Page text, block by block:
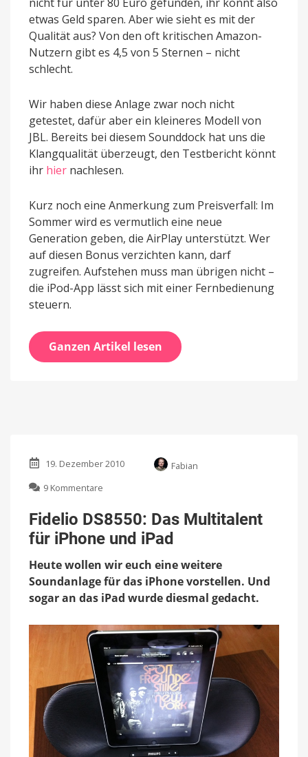
etwas Geld sparen. Aber wie sieht es mit der
Qualität aus? Von den oft kritischen Amazon-
Nutzern gibt es 4,5 von 5 Sternen – nicht
schlecht.
Wir haben diese Anlage zwar noch nicht
getestet, dafür aber ein kleineres Modell von
JBL. Bereits bei diesem Sounddock hat uns die
Klangqualität überzeugt, den Testbericht könnt
ihr hier nachlesen.
Kurz noch eine Anmerkung zum Preisverfall: Im
Sommer wird es vermutlich eine neue
Generation geben, die AirPlay unterstützt. Wer
auf diesen Bonus verzichten kann, darf
zugreifen. Aufstehen muss man übrigen nicht –
die iPod-App lässt sich mit einer Fernbedienung
steuern.
Ganzen Artikel lesen
19. Dezember 2010
Fabian
9 Kommentare
DS8550:
Das
Multitalent
iPhone
und
iPad
Fidelio DS8550: Das Multitalent
für iPhone und iPad
Heute wollen wir euch eine weitere
Soundanlage für das iPhone vorstellen. Und
sogar an das iPad wurde diesmal gedacht.